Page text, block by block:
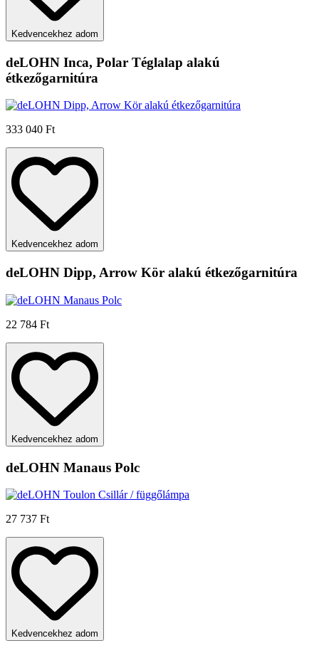
Kedvencekhez adom
deLOHN Inca, Polar Téglalap alakú
étkezőgarnitúra
333 040 Ft
Kedvencekhez adom
deLOHN Dipp, Arrow Kör alakú étkezőgarnitúra
22 784 Ft
Kedvencekhez adom
deLOHN Manaus Polc
27 737 Ft
Kedvencekhez adom